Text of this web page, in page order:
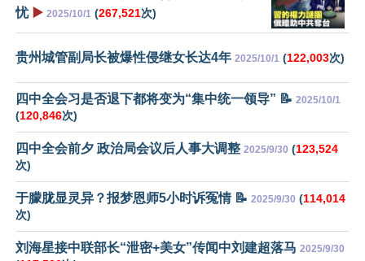
忧 ▶️ 2025/10/1 (267,521次)
贵州城管副局长被爆性侵继女长达4年 2025/10/1 (122,003次)
四中全会习是否退下都将变为“集中统一领导” 📝 2025/10/1
(120,846次)
四中全会前夕 政治局会议后人事大调整 2025/9/30 (123,524
次)
于朦胧显灵异？报梦恩师5小时诉冤情 📝 2025/9/30 (114,014
次)
刘海星接中联部长“泄密+美女”传闻中刘建超落马 2025/9/30